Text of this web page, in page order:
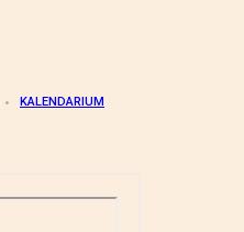
KALENDARIUM